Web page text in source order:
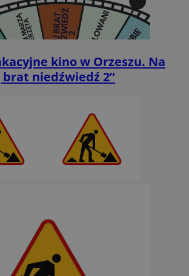
kino w Orzeszu. Na
niedźwiedź 2”